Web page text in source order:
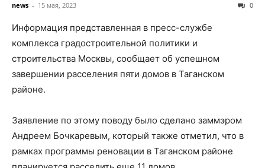
news - 15 мая, 2023 0
Информация представленная в пресс-службе
комплекса градостроительной политики и
строительства Москвы, сообщает об успешном
завершении расселения пяти домов в Таганском
районе.
Заявление по этому поводу было сделано заммэром
Андреем Бочкаревым, который также отметил, что в
рамках программы реновации в Таганском районе